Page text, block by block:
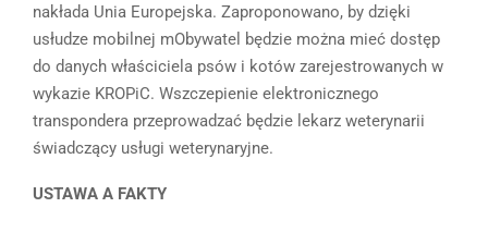
nakłada Unia Europejska. Zaproponowano, by dzięki
usłudze mobilnej mObywatel będzie można mieć dostęp
do danych właściciela psów i kotów zarejestrowanych w
wykazie KROPiC. Wszczepienie elektronicznego
transpondera przeprowadzać będzie lekarz weterynarii
świadczący usługi weterynaryjne.
USTAWA A FAKTY